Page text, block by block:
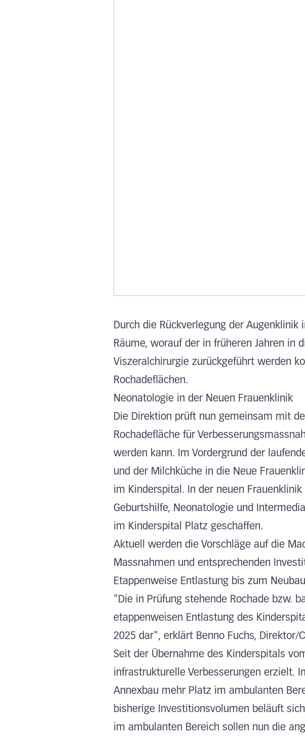
Durch die Rückverlegung der
Räume, worauf der in früheren Jahren in
Viszeralchirurgie zurückgeführt werden
Rochadeflächen.
Neonatologie in der Neuen Frauenklinik
Die Direktion prüft nun gemeinsam mit
Rochadefläche für
werden kann. Im Vordergrund der
und der Milchküche in die Neue
im Kinderspital. In der neuen
Geburtshilfe, Neonatologie und
im Kinderspital Platz geschaffen.
Aktuell werden die Vorschläge auf die
Massnahmen und entsprechenden
Etappenweise Entlastung bis zum Neubau
"Die in Prüfung stehende Rochade bzw.
etappenweisen Entlastung des
2025 dar", erklärt Benno Fuchs, Direktor/
Seit der Übernahme des Kinderspitals
infrastrukturelle Verbesserungen erzielt.
Annexbau mehr Platz im ambulanten
bisherige Investitionsvolumen beläuft
im ambulanten Bereich sollen nun die